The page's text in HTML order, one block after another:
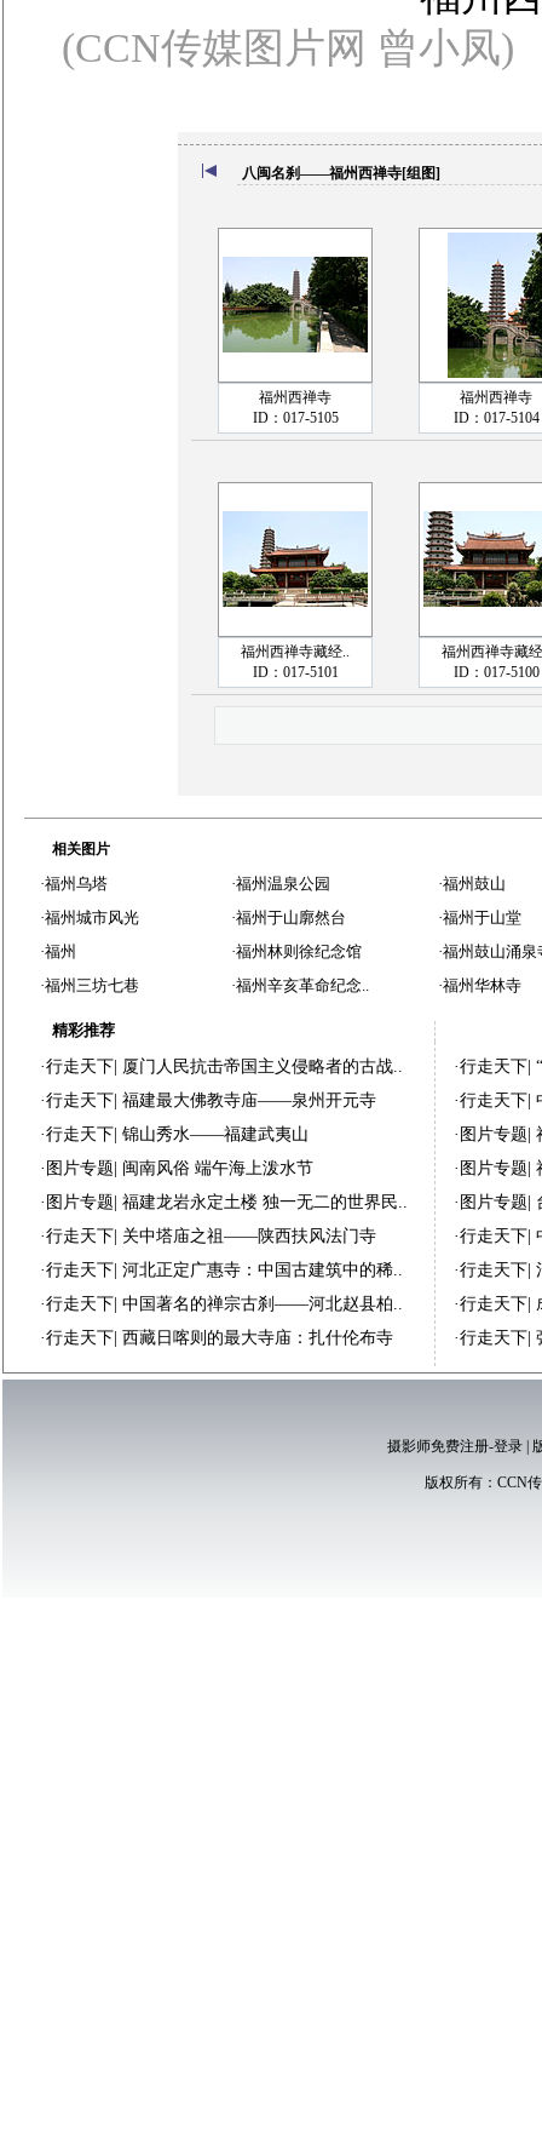
(CCN传媒图片网 曾小凤)
八闽名刹——福州西禅寺[组图]
福州西禅寺
ID：017-5105
福州西禅寺
ID：017-5104
福州西禅寺藏经..
ID：017-5101
福州西禅寺藏
ID：017-5100
相关图片
·福州乌塔
·福州城市风光
·福州
·福州三坊七巷
·福州温泉公园
·福州于山廓然台
·福州林则徐纪念馆
·福州辛亥革命纪念..
·福州鼓山
·福州于山堂
·福州鼓山涌泉
·福州华林寺
精彩推荐
·行走天下| 厦门人民抗击帝国主义侵略者的古战..
·行走天下| 福建最大佛教寺庙——泉州开元寺
·行走天下| 锦山秀水——福建武夷山
·图片专题| 闽南风俗 端午海上泼水节
·图片专题| 福建龙岩永定土楼 独一无二的世界民..
·行走天下| 关中塔庙之祖——陕西扶风法门寺
·行走天下| 河北正定广惠寺：中国古建筑中的稀..
·行走天下| 中国著名的禅宗古刹——河北赵县柏..
·行走天下| 西藏日喀则的最大寺庙：扎什伦布寺
·行走天下|
·行走天下|
·图片专题|
·图片专题|
·图片专题|
·行走天下|
·行走天下|
·行走天下|
·行走天下|
摄影师免费注册-登录|
版权所有： CCN